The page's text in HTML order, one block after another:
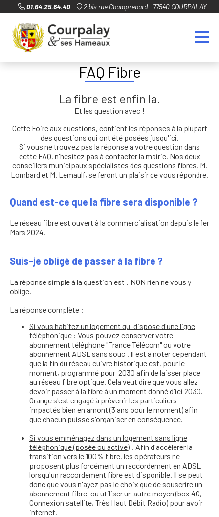
01.64.25.64.40 2 bis rue Champrenard - 77540 COURPALAY
FAQ Fibre
La fibre est enfin la.
Et les question avec !
Cette Foire aux questions, contient les réponses à la plupart
des questions qui ont été posées jusqu'ici.
Si vous ne trouvez pas la réponse à votre question dans
cette FAQ, n'hésitez pas à contacter la mairie. Nos deux
conseillers municipaux spécialistes des questions fibres, M.
Lombard et M. Lemaulf, se feront un plaisir de vous répondre.
Quand est-ce que la fibre sera disponible ?
Le réseau fibre est ouvert à la commercialisation depuis le 1er
Mars 2024.
Suis-je obligé de passer à la fibre ?
La réponse simple à la question est : NON rien ne vous y
oblige.
La réponse complète :
Si vous habitez un logement qui dispose d'une ligne
téléphonique : Vous pouvez conserver votre
abonnement téléphone "France Télécom" ou votre
abonnement ADSL sans souci. Il est à noter cependant
que la fin du réseau cuivre historique est, pour le
moment, programmé pour 2030 afin de laisser place
au réseau fibre optique. Cela veut dire que vous allez
devoir passer à la fibre à un moment donné d'ici 2030.
Orange s'est engagé à prévenir les particuliers
impactés bien en amont (3 ans pour le moment) afin
que chacun puisse s'organiser en conséquence.
Si vous emménagez dans un logement sans ligne
téléphonique (posée ou active) : Afin d'accélérer la
transition vers le 100% fibre, les opérateurs ne
proposent plus forcément un raccordement en ADSL
lorsqu'un raccordement fibre est disponible. Il se peut
donc que vous n'ayez pas le choix que de souscrire un
abonnement fibre, ou utiliser un autre moyen (box 4G,
Connexion satellite, Très Haut Débit Radio) pour avoir
internet.